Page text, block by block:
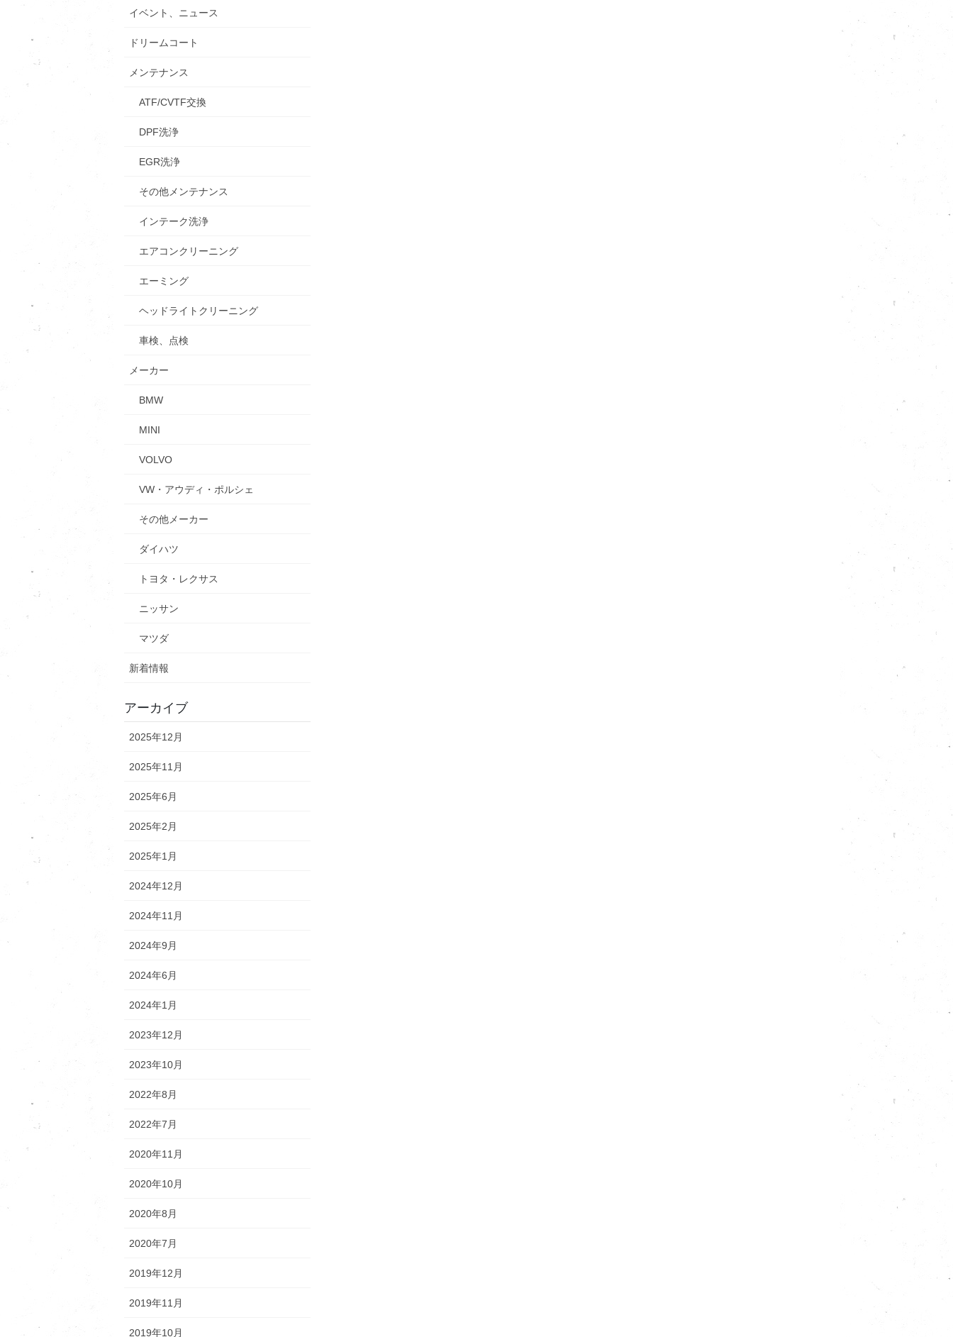
イベント、ニュース
ドリームコート
メンテナンス
ATF/CVTF交換
DPF洗浄
EGR洗浄
その他メンテナンス
インテーク洗浄
エアコンクリーニング
エーミング
ヘッドライトクリーニング
車検、点検
メーカー
BMW
MINI
VOLVO
VW・アウディ・ポルシェ
その他メーカー
ダイハツ
トヨタ・レクサス
ニッサン
マツダ
新着情報
アーカイブ
2025年12月
2025年11月
2025年6月
2025年2月
2025年1月
2024年12月
2024年11月
2024年9月
2024年6月
2024年1月
2023年12月
2023年10月
2022年8月
2022年7月
2020年11月
2020年10月
2020年8月
2020年7月
2019年12月
2019年11月
2019年10月